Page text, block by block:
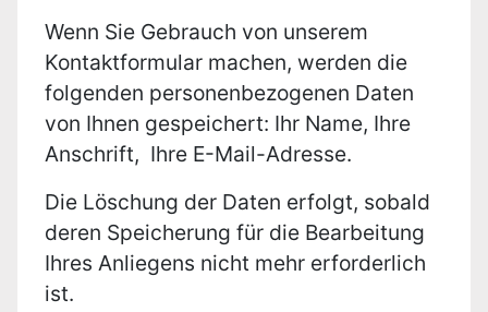
Wenn Sie Gebrauch von unserem
Kontaktformular machen, werden die
folgenden personenbezogenen Daten
von Ihnen gespeichert: Ihr Name, Ihre
Anschrift, Ihre E-Mail-Adresse.
Die Löschung der Daten erfolgt, sobald
deren Speicherung für die Bearbeitung
Ihres Anliegens nicht mehr erforderlich
ist.